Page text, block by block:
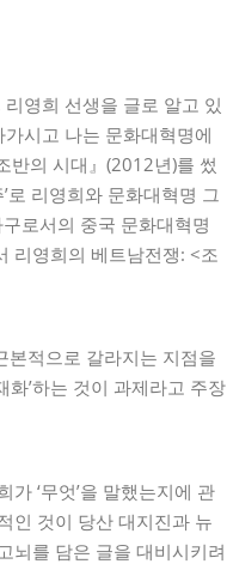
영희 선생을 글로 알고 있
시고 나는 문화대혁명에
반의 시대』(2012년)를 썼
로 리영희와 문화대혁명 그
로서의 중국 문화대혁명
리영희의 베트남전쟁: <조
본적으로 갈라지는 지점을
화’하는 것이 과제라고 주장
‘무엇’을 말했는지에 관
인 것이 당산 대지진과 뉴
뇌를 담은 글을 대비시키려